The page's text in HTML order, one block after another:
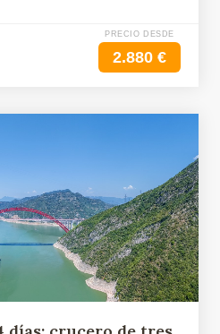
PRECIO DESDE
2.880 €